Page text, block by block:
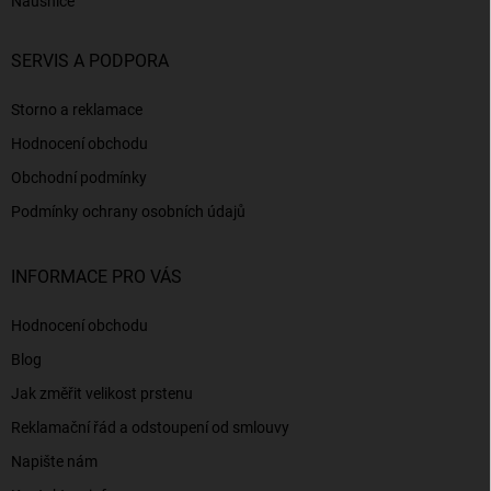
SERVIS A PODPORA
Storno a reklamace
Hodnocení obchodu
Obchodní podmínky
Podmínky ochrany osobních údajů
INFORMACE PRO VÁS
Hodnocení obchodu
Blog
Jak změřit velikost prstenu
Reklamační řád a odstoupení od smlouvy
Napište nám